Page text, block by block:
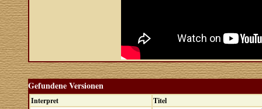
Gefundene Versionen
Interpret Titel